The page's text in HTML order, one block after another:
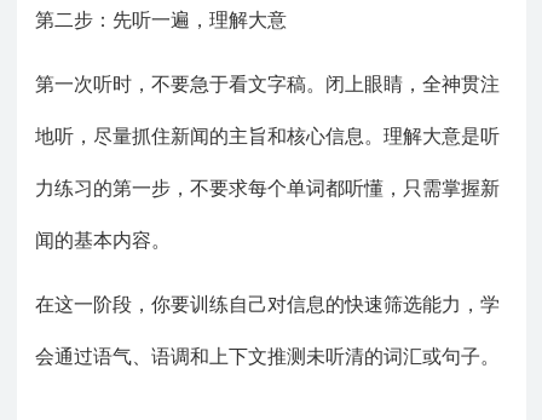
第二步：先听一遍，理解大意
第一次听时，不要急于看文字稿。闭上眼睛，全神贯注
地听，尽量抓住新闻的主旨和核心信息。理解大意是听
力练习的第一步，不要求每个单词都听懂，只需掌握新
闻的基本内容。
在这一阶段，你要训练自己对信息的快速筛选能力，学
会通过语气、语调和上下文推测未听清的词汇或句子。